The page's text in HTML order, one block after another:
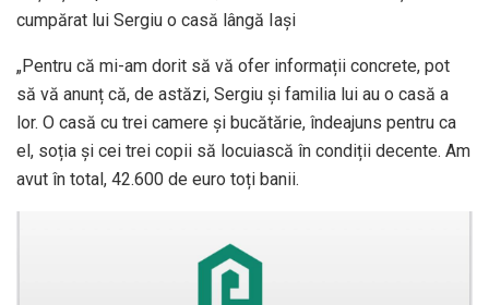
cumpărat lui Sergiu o casă lângă Iași
„Pentru că mi-am dorit să vă ofer informații concrete, pot
să vă anunț că, de astăzi, Sergiu și familia lui au o casă a
lor. O casă cu trei camere și bucătărie, îndeajuns pentru ca
el, soția și cei trei copii să locuiască în condiții decente. Am
avut în total, 42.600 de euro toți banii.